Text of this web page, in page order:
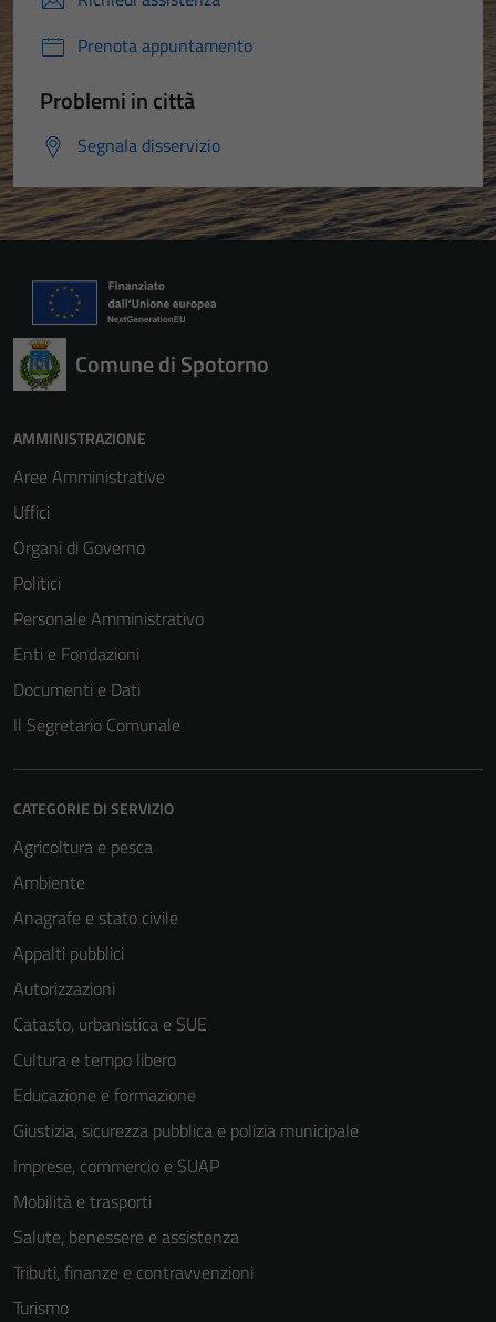
Prenota appuntamento
Problemi in città
Segnala disservizio
Comune di Spotorno
AMMINISTRAZIONE
Aree Amministrative
Uffici
Organi di Governo
Politici
Personale Amministrativo
Enti e Fondazioni
Documenti e Dati
Il Segretario Comunale
CATEGORIE DI SERVIZIO
Agricoltura e pesca
Ambiente
Anagrafe e stato civile
Appalti pubblici
Autorizzazioni
Catasto, urbanistica e SUE
Cultura e tempo libero
Educazione e formazione
Giustizia, sicurezza pubblica e polizia municipale
Imprese, commercio e SUAP
Mobilità e trasporti
Salute, benessere e assistenza
Tributi, finanze e contravvenzioni
Turismo